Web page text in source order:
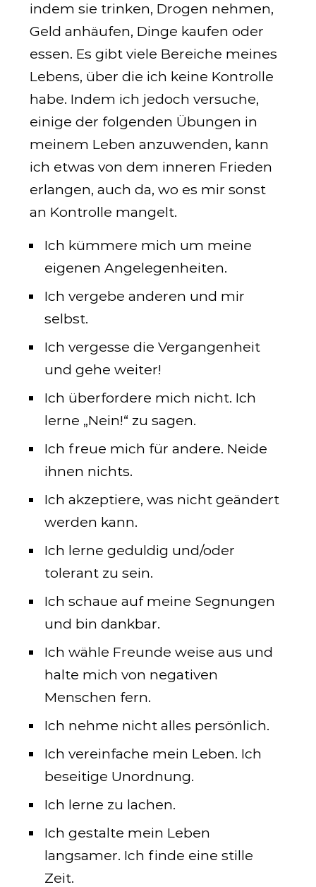
indem sie trinken, Drogen nehmen,
Geld anhäufen, Dinge kaufen oder
essen. Es gibt viele Bereiche meines
Lebens, über die ich keine Kontrolle
habe. Indem ich jedoch versuche,
einige der folgenden Übungen in
meinem Leben anzuwenden, kann
ich etwas von dem inneren Frieden
erlangen, auch da, wo es mir sonst
an Kontrolle mangelt.
Ich kümmere mich um meine
eigenen Angelegenheiten.
Ich vergebe anderen und mir
selbst.
Ich vergesse die Vergangenheit
und gehe weiter!
Ich überfordere mich nicht. Ich
lerne „Nein!“ zu sagen.
Ich freue mich für andere. Neide
ihnen nichts.
Ich akzeptiere, was nicht geändert
werden kann.
Ich lerne geduldig und/oder
tolerant zu sein.
Ich schaue auf meine Segnungen
und bin dankbar.
Ich wähle Freunde weise aus und
halte mich von negativen
Menschen fern.
Ich nehme nicht alles persönlich.
Ich vereinfache mein Leben. Ich
beseitige Unordnung.
Ich lerne zu lachen.
Ich gestalte mein Leben
langsamer. Ich finde eine stille
Zeit.